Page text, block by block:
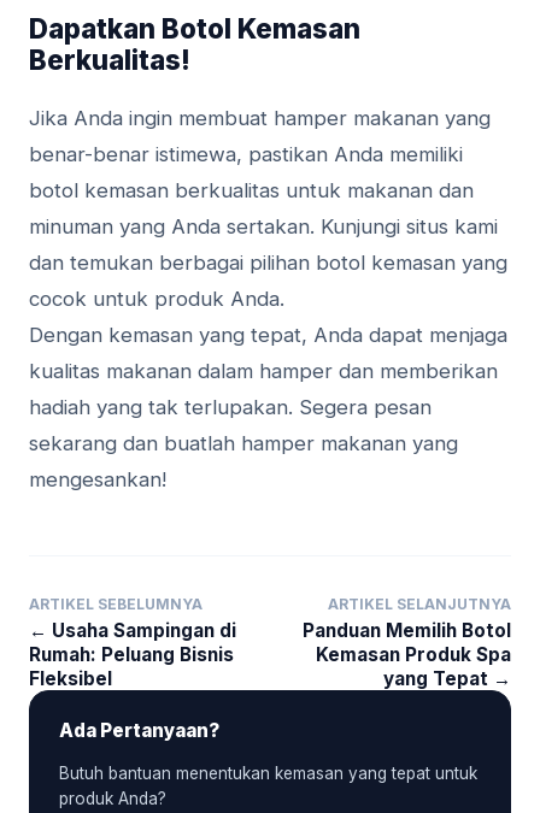
Dapatkan Botol Kemasan
Berkualitas!
Jika Anda ingin membuat hamper makanan yang
benar-benar istimewa, pastikan Anda memiliki
botol kemasan berkualitas untuk makanan dan
minuman yang Anda sertakan. Kunjungi situs kami
dan temukan berbagai pilihan botol kemasan yang
cocok untuk produk Anda.
Dengan kemasan yang tepat, Anda dapat menjaga
kualitas makanan dalam hamper dan memberikan
hadiah yang tak terlupakan. Segera pesan
sekarang dan buatlah hamper makanan yang
mengesankan!
ARTIKEL SEBELUMNYA
← Usaha Sampingan di
Rumah: Peluang Bisnis
Fleksibel
ARTIKEL SELANJUTNYA
Panduan Memilih Botol
Kemasan Produk Spa
yang Tepat →
Ada Pertanyaan?
Butuh bantuan menentukan kemasan yang tepat untuk
produk Anda?